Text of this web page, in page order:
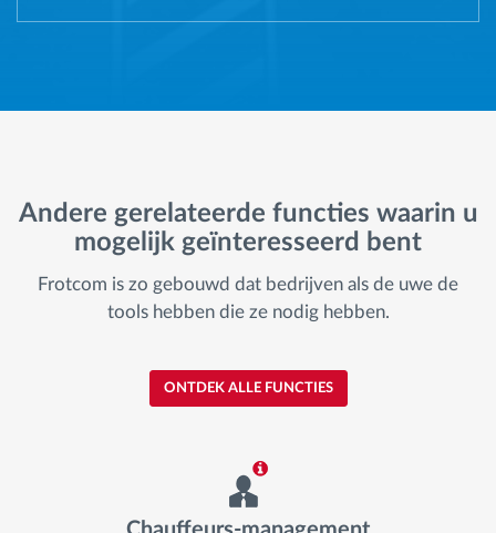
Andere gerelateerde functies waarin u
mogelijk geïnteresseerd bent
Frotcom is zo gebouwd dat bedrijven als de uwe de
tools hebben die ze nodig hebben.
ONTDEK ALLE FUNCTIES